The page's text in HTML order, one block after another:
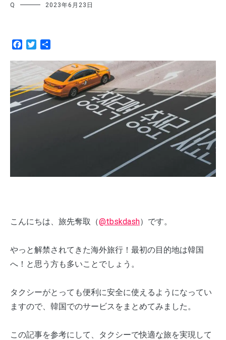
Q 2023年6月23日
Facebook
Twitter
こんにちは、旅先奪取（@tbskdash）です。
やっと解禁されてきた海外旅行！最初の目的地は韓国
へ！と思う方も多いことでしょう。
タクシーがとっても便利に安全に使えるようになってい
ますので、韓国でのサービスをまとめてみました。
この記事を参考にして、タクシーで快適な旅を実現して